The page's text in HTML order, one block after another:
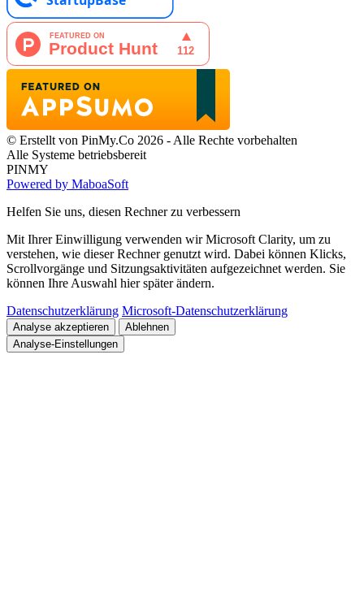
© Erstellt von PinMy.Co 2026 - Alle Rechte vorbehalten
Alle Systeme betriebsbereit
PINMY
Powered by MaboaSoft
Helfen Sie uns, diesen Rechner zu verbessern
Mit Ihrer Einwilligung verwenden wir Microsoft Clarity, um zu
verstehen, wie dieser Rechner genutzt wird. Dabei können Klicks,
Scrollvorgänge und Sitzungsaktivitäten aufgezeichnet werden. Sie
können Ihre Auswahl hier später ändern.
Datenschutzerklärung Microsoft-Datenschutzerklärung
Analyse akzeptieren
Ablehnen
Analyse-Einstellungen